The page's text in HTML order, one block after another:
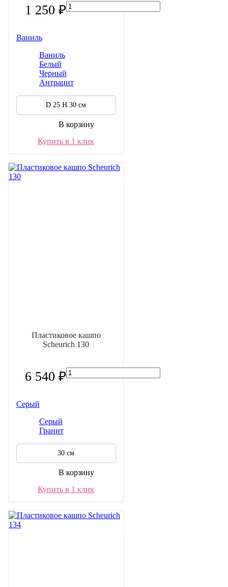
1 250 ₽
Ваниль
Ваниль
Белый
Черный
Антрацит
D 25 H 30 см
В корзину
Купить в 1 клик
Пластиковое кашпо
Scheurich 130
6 540 ₽
Серый
Серый
Гранит
30 см
В корзину
Купить в 1 клик